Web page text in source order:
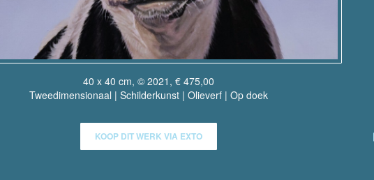
40 x 40 cm, © 2021, € 475,00
Tweedimensionaal | Schilderkunst | Olieverf | Op doek
KOOP DIT WERK VIA EXTO